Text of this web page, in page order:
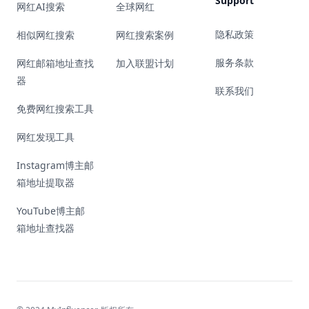
网红AI搜索
相似网红搜索
网红邮箱地址查找
器
免费网红搜索工具
网红发现工具
Instagram博主邮
箱地址提取器
YouTube博主邮
箱地址查找器
全球网红
网红搜索案例
加入联盟计划
隐私政策
服务条款
联系我们